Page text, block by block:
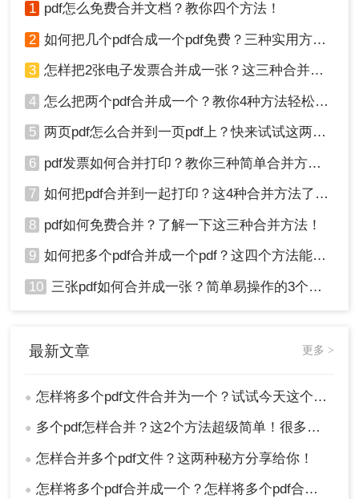
1 pdf怎么免费合并文档？教你四个方法！
2 如何把几个pdf合成一个pdf免费？三种实用方法分享！
3 怎样把2张电子发票合并成一张？这三种合并方法学习一下!
4 怎么把两个pdf合并成一个？教你4种方法轻松完成合并！
5 两页pdf怎么合并到一页pdf上？快来试试这两种方法吧！
6 pdf发票如何合并打印？教你三种简单合并方法！
7 如何把pdf合并到一起打印？这4种合并方法了解一下！
8 pdf如何免费合并？了解一下这三种合并方法！
9 如何把多个pdf合并成一个pdf？这四个方法能帮助大家！
10 三张pdf如何合并成一张？简单易操作的3个方法！
最新文章 更多 >
● 怎样将多个pdf文件合并为一个？试试今天这个方法！
● 多个pdf怎样合并？这2个方法超级简单！很多人不知道
● 怎样合并多个pdf文件？这两种秘方分享给你！
● 怎样将多个pdf合并成一个？怎样将多个pdf合并成一个？两分钟教会你三种方法！